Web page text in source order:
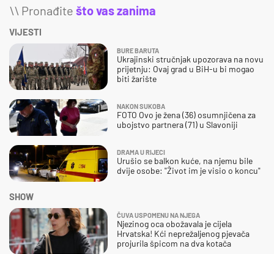
\\ Pronađite što vas zanima
VIJESTI
BURE BARUTA
Ukrajinski stručnjak upozorava na novu
prijetnju: Ovaj grad u BiH-u bi mogao
biti žarište
NAKON SUKOBA
FOTO Ovo je žena (36) osumnjičena za
ubojstvo partnera (71) u Slavoniji
DRAMA U RIJECI
Urušio se balkon kuće, na njemu bile
dvije osobe: "Život im je visio o koncu"
SHOW
ČUVA USPOMENU NA NJEGA
Njezinog oca obožavala je cijela
Hrvatska! Kći neprežaljenog pjevača
projurila špicom na dva kotača